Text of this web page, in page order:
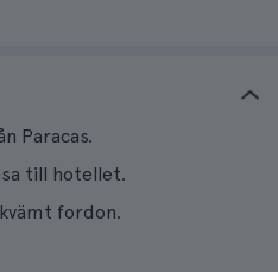
Paracas.
till hotellet.
fordon.